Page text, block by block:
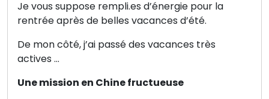
Je vous suppose rempli.es d’énergie pour la
rentrée après de belles vacances d’été.
De mon côté, j’ai passé des vacances très
actives …
Une mission en Chine fructueuse